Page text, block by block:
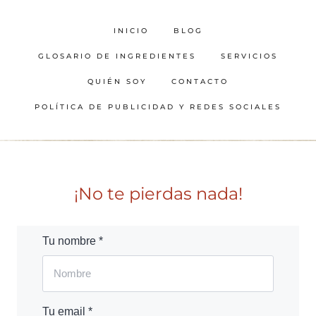
INICIO BLOG
GLOSARIO DE INGREDIENTES SERVICIOS
QUIÉN SOY CONTACTO
POLÍTICA DE PUBLICIDAD Y REDES SOCIALES
¡No te pierdas nada!
Tu nombre *
Tu email *